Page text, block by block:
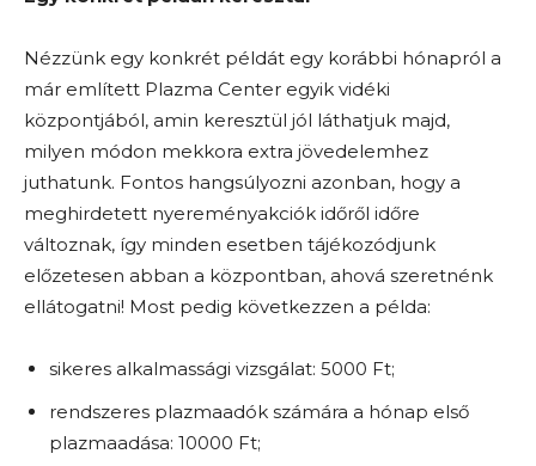
Nézzünk egy konkrét példát egy korábbi hónapról a
már említett Plazma Center egyik vidéki
központjából, amin keresztül jól láthatjuk majd,
milyen módon mekkora extra jövedelemhez
juthatunk. Fontos hangsúlyozni azonban, hogy a
meghirdetett nyereményakciók időről időre
változnak, így minden esetben tájékozódjunk
előzetesen abban a központban, ahová szeretnénk
ellátogatni! Most pedig következzen a példa:
sikeres alkalmassági vizsgálat: 5000 Ft;
rendszeres plazmaadók számára a hónap első
plazmaadása: 10000 Ft;